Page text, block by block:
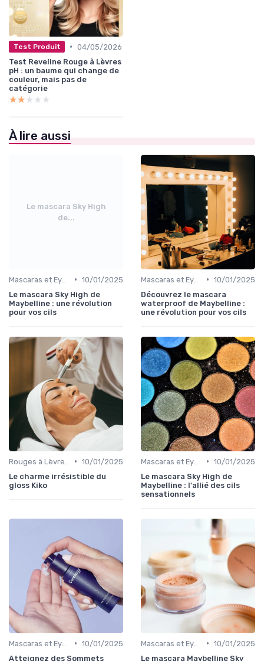
Test Produit • 04/05/2026
Test Reveline Rouge à Lèvres
pH : un baume qui change de
couleur, mais pas de
catégorie
★★★★★
★★★★★
À lire aussi
Le mascara Sky High
de...
• 10/01/2025
Le mascara Sky High de
Maybelline : une révolution
pour vos cils
• 10/01/2025
Découvrez le mascara
waterproof de Maybelline :
une révolution pour vos cils
• 10/01/2025
Le charme irrésistible du
gloss Kiko
• 10/01/2025
Le mascara Sky High de
Maybelline : l'allié des cils
sensationnels
• 10/01/2025
Atteignez des Sommets
• 10/01/2025
Le mascara Maybelline Sky